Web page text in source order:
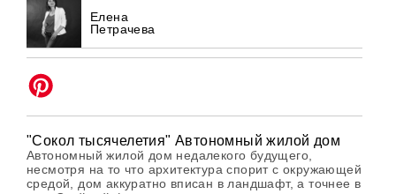
Елена
Петрачева
"Сокол тысячелетия" Автономный жилой дом
Автономный жилой дом недалекого будущего,
несмотря на то что архитектура спорит с окружающей
средой, дом аккуратно вписан в ландшафт, а точнее в